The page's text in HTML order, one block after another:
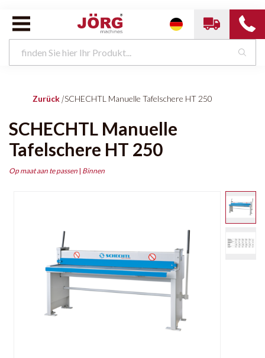
Zurück |SCHECHTL Manuelle Tafelschere HT 250
SCHECHTL Manuelle
Tafelschere HT 250
Op maat aan te passen | Binnen